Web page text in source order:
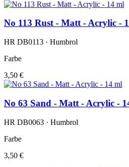
No 113 Rust - Matt - Acrylic -
HR DB0113 · Humbrol
Farbe
3,50 €
No 63 Sand - Matt - Acrylic -
HR DB0063 · Humbrol
Farbe
3,50 €